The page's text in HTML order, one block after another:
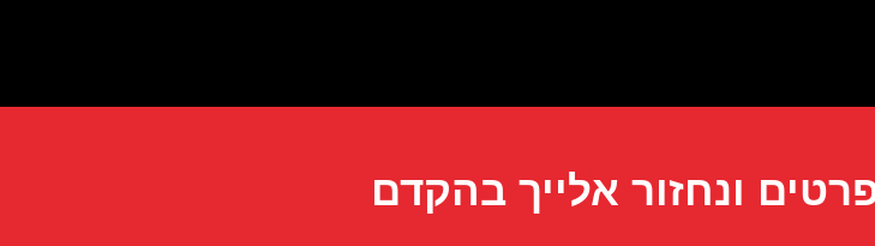
ונחזור אלייך בהקדם